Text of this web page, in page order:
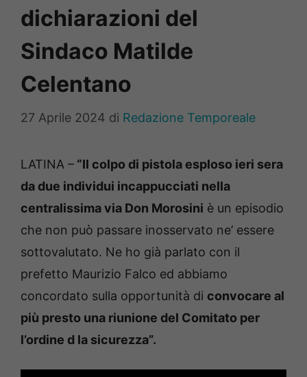
dichiarazioni del
Sindaco Matilde
Celentano
27 Aprile 2024 di Redazione Temporeale
LATINA – “Il colpo di pistola esploso ieri sera
da due individui incappucciati nella
centralissima via Don Morosini è un episodio
che non può passare inosservato ne’ essere
sottovalutato. Ne ho già parlato con il
prefetto Maurizio Falco ed abbiamo
concordato sulla opportunità di convocare al
più presto una riunione del Comitato per
l’ordine d la sicurezza”.